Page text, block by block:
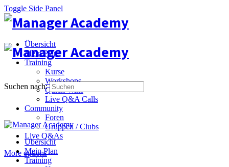
Toggle Side Panel
Übersicht
Mein Plan
Training
Kurse
Workshops
Quick Wins
Live Q&A Calls
Community
Foren
Gruppen / Clubs
Live Q&As
More options
Suchen nach:
Übersicht
Mein Plan
Training